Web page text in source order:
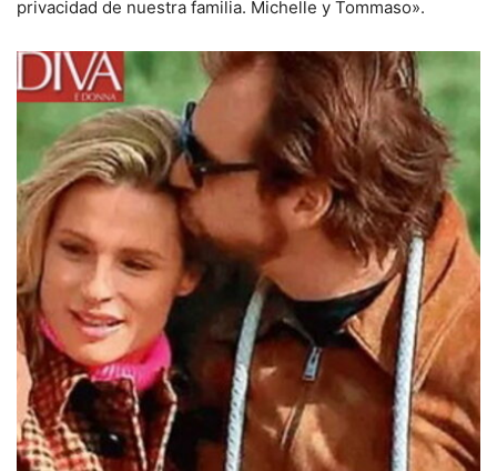
privacidad de nuestra familia. Michelle y Tommaso».